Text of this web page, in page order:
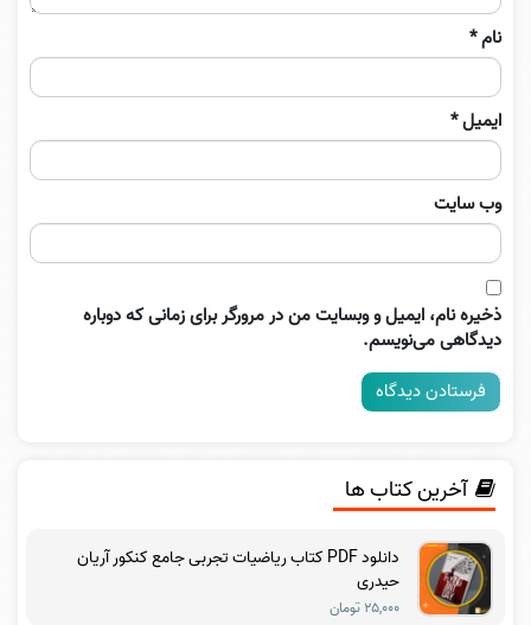
نام*
ایمیل*
وب‌ سایت
ذخیره نام، ایمیل و وبسایت من در مرورگر برای زمانی که دوباره
دیدگاهی می‌نویسم.
آخرین کتاب ها
دانلود PDF کتاب ریاضیات تجربی جامع کنکور آریان
حیدری
۲۵,۰۰۰ تومان